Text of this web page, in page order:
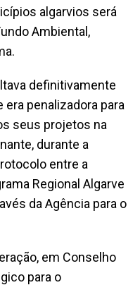
algarvios será
Ambiental,
definitivamente
penalizadora para
seus projetos na
durante a
entre a
Regional Algarve
da Agência para o
em Conselho
para o